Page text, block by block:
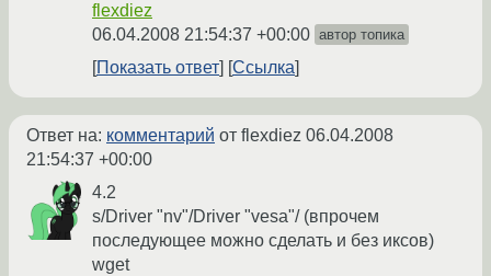
flexdiez
06.04.2008 21:54:37 +00:00 автор топика
Показать ответ Ссылка
Ответ на: комментарий от flexdiez 06.04.2008
21:54:37 +00:00
4.2
s/Driver "nv"/Driver "vesa"/ (впрочем
последующее можно сделать и без иксов)
wget